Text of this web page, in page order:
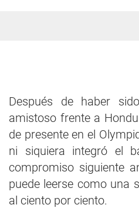
Después de haber
amistoso frente a
de presente en el
ni siquiera integró el
compromiso siguiente
puede leerse como una
al ciento por ciento.